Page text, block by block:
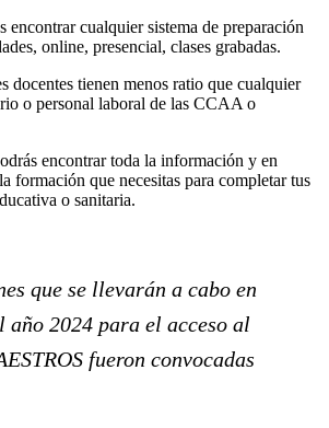
cualquier sistema de preparación
online, presencial, clases grabadas.
docentes tienen menos ratio que cualquier
o personal laboral de las CCAA o
encontrar toda la información y en
la formación que necesitas para completar tus
o sanitaria.
que se llevarán a cabo en
año 2024 para el acceso al
fueron convocadas